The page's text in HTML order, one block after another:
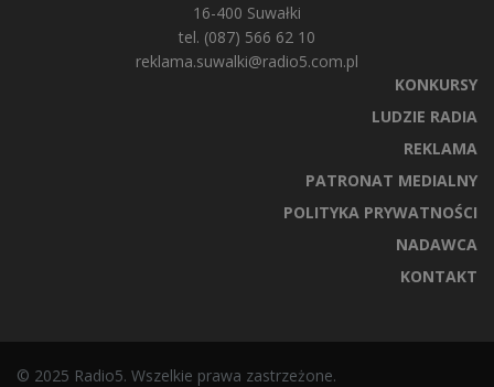
16-400 Suwałki
tel. (087) 566 62 10
reklama.suwalki@radio5.com.pl
KONKURSY
LUDZIE RADIA
REKLAMA
PATRONAT MEDIALNY
POLITYKA PRYWATNOŚCI
NADAWCA
KONTAKT
© 2025 Radio5. Wszelkie prawa zastrzeżone.